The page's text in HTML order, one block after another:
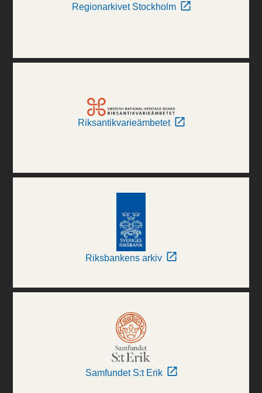
Regionarkivet Stockholm
Riksantikvarieämbetet
Riksbankens arkiv
Samfundet S:t Erik